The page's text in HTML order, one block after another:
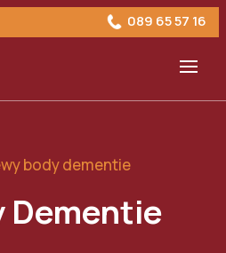
089 65 57 16
body dementie
Dementie